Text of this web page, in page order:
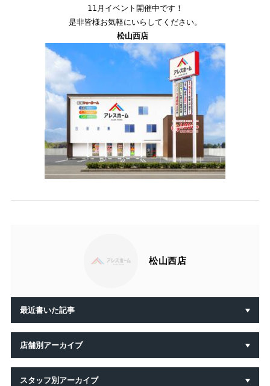
11月イベント開催中です！
是非皆様お気軽にいらしてください。
松山西店
松山西店
最近書いた記事
店舗別アーカイブ
スタッフ別アーカイブ